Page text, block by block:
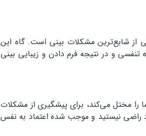
از شایع‌ترین مشکلات بینی است. گاه این
و در نتیجه فرم دادن و زیبایی بینی
را مختل می‌کند، برای پیشگیری از مشکلات
راضی نیستید و موجب شده اعتماد به نفس